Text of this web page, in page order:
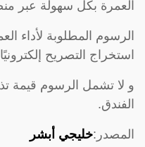
العمرة بكل سهولة عبر
استخراج التصريح
و لا تشمل الرسوم قيمة
الفندق.
المصدر:خليجي أبشر